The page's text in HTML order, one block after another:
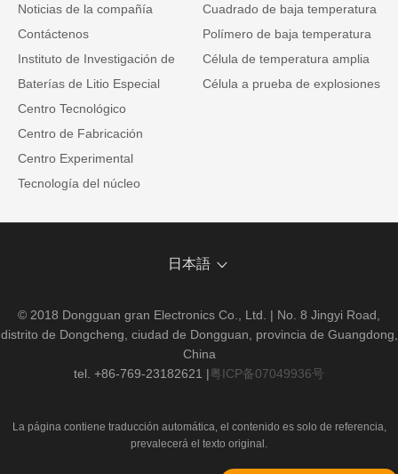
Noticias de la compañía
Contáctenos
Instituto de Investigación de
Baterías de Litio Especial
Centro Tecnológico
Centro de Fabricación
Centro Experimental
Tecnología del núcleo
Cuadrado de baja temperatura
Polímero de baja temperatura
Célula de temperatura amplia
Célula a prueba de explosiones
日本語
© 2018 Dongguan gran Electronics Co., Ltd. | No. 8 Jingyi Road,
distrito de Dongcheng, ciudad de Dongguan, provincia de Guangdong,
China
tel. +86-769-23182621 |粤ICP备07049936号
La página contiene traducción automática, el contenido es solo de referencia,
prevalecerá el texto original.